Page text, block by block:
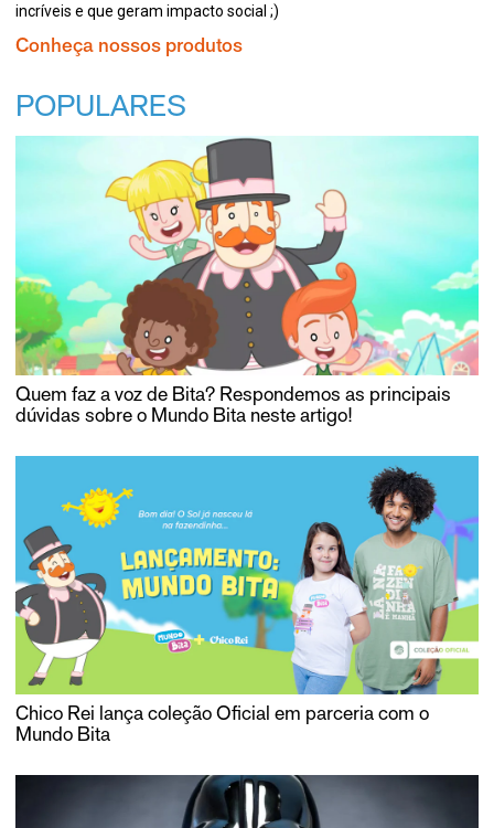
incríveis e que geram impacto social ;)
Conheça nossos produtos
POPULARES
Quem faz a voz de Bita? Respondemos as principais
dúvidas sobre o Mundo Bita neste artigo!
Chico Rei lança coleção Oficial em parceria com o
Mundo Bita